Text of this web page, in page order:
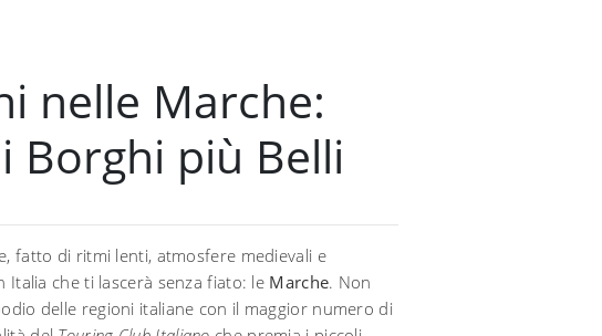
nelle Marche:
Borghi più Belli
fatto di ritmi lenti, atmosfere medievali e
Italia che ti lascerà senza fiato: le Marche. Non
delle regioni italiane con il maggior numero di